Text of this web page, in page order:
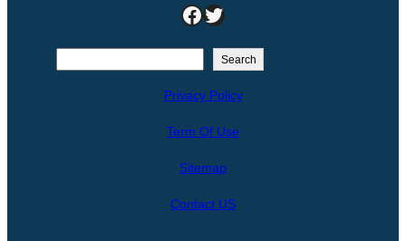
Facebook Twitter
Search
Privacy Policy
Term Of Use
Sitemap
Contact US